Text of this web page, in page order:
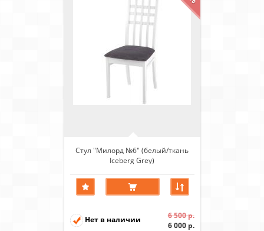
Стул "Милорд №6" (белый/ткань
Iceberg Grey)
Нет в наличии
6 500 р.
6 000 р.